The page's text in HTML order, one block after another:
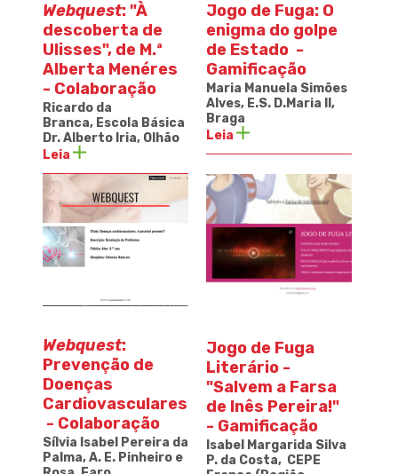
Webquest: "À
descoberta de
Ulisses", de M.ª
Alberta Menéres
- Colaboração
Ricardo da
Branca, Escola Básica
Dr. Alberto Iria, Olhão
Leia
Jogo de Fuga: O
enigma do golpe
de Estado -
Gamificação
Maria Manuela Simões
Alves, E.S. D.Maria II,
Braga
Leia
Webquest:
Prevenção de
Doenças
Cardiovasculares
- Colaboração
Sílvia Isabel Pereira da
Palma, A. E. Pinheiro e
Jogo de Fuga
Literário -
"Salvem a Farsa
de Inês Pereira!"
- Gamificação
Isabel Margarida Silva
P. da Costa, CEPE